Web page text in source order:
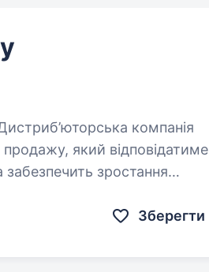
який відповідатиме
забезпечить зростання
Зберегти